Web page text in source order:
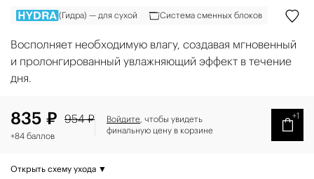
(Гидра) — для сухой Система сменных блоков
Восполняет необходимую влагу, создавая мгновенный
и пролонгированный увлажняющий эффект в течение
дня.
+84 баллов
835 ₽ 954 ₽ Войдите, чтобы увидеть
финальную цену в корзине
+1
Открыть схему ухода ▼